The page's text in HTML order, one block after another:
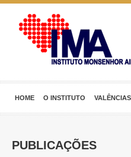
HOME O INSTITUTO
PUBLICAÇÕES